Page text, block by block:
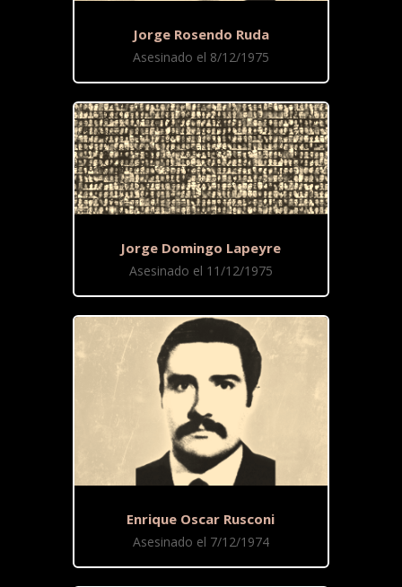
Jorge Rosendo Ruda
Asesinado el 8/12/1975
Jorge Domingo Lapeyre
Asesinado el 11/12/1975
Enrique Oscar Rusconi
Asesinado el 7/12/1974